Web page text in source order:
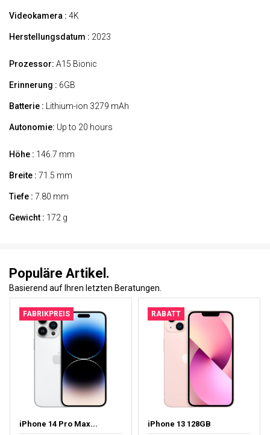
Videokamera : 4K
Herstellungsdatum : 2023
Prozessor: A15 Bionic
Erinnerung : 6GB
Batterie : Lithium-ion 3279 mAh
Autonomie: Up to 20 hours
Höhe : 146.7 mm
Breite : 71.5 mm
Tiefe : 7.80 mm
Gewicht : 172 g
Populäre Artikel.
Basierend auf Ihren letzten Beratungen.
FABRIKPREIS
iPhone 14 Pro Max...
RABATT
iPhone 13 128GB